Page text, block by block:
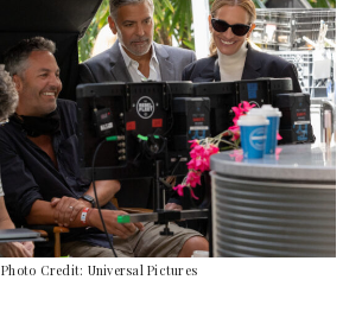
Photo Credit: Universal Pictures